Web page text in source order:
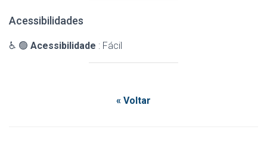
Acessibilidades
♿ 🟢 Acessibilidade : Fácil
« Voltar